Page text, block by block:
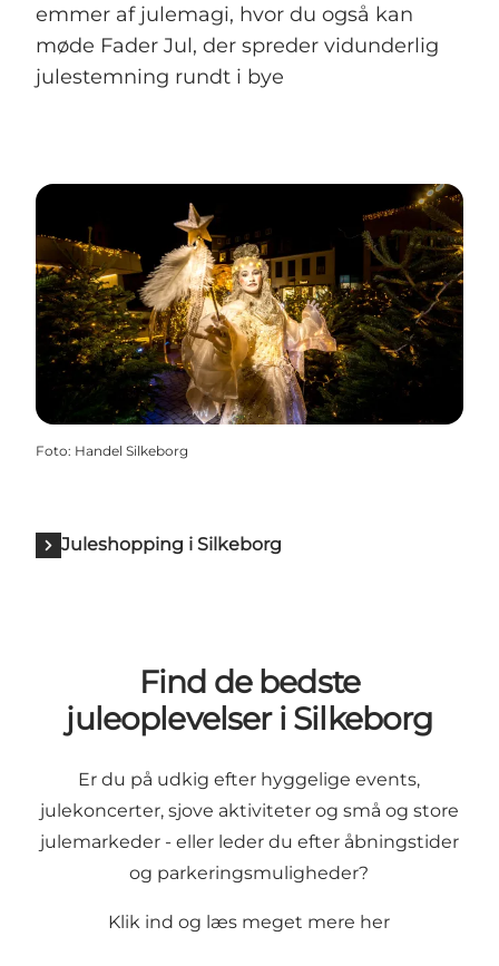
emmer af julemagi, hvor du også kan
møde Fader Jul, der spreder vidunderlig
julestemning rundt i bye
Foto: Handel Silkeborg
Juleshopping i Silkeborg
Find de bedste
juleoplevelser i Silkeborg
Er du på udkig efter hyggelige events,
julekoncerter, sjove aktiviteter og små og store
julemarkeder - eller leder du efter åbningstider
og parkeringsmuligheder?
Klik ind og læs meget mere her